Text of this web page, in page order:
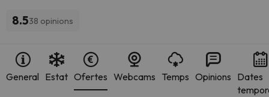
8.538 opinions
General Estat Ofertes Webcams Temps Opinions Dates